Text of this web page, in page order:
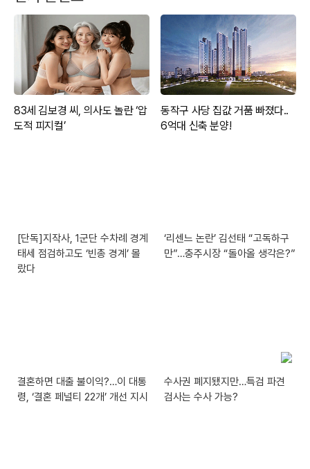
[단독]지작사, 1군단 수차례 경계
태세 점검하고도 ‘빈총 경계’ 몰
랐다
‘리센느 논란’ 김선태 “고독하구
만”…충주시장 “돌아올 생각은?”
결혼하면 대출 불이익?…이 대통
령, ‘결혼 페널티 22개’ 개선 지시
수사권 폐지됐지만…특검 파견
검사는 수사 가능?